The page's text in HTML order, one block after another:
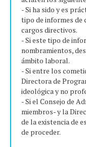
- Si ha sido y es
tipo de informes de
cargos directivos.
- Si este tipo de
nombramientos,
ámbito laboral.
- Si entre los
Directora de
ideológica y no
- Si el Consejo de
miembros- y la
de la existencia de
de proceder.